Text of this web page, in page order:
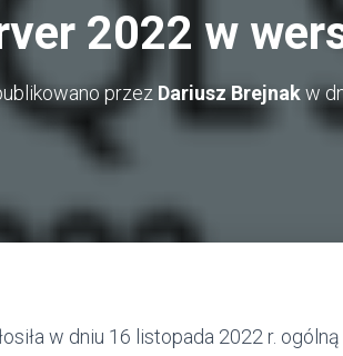
2022 w
przez Dariusz Brejnakw
w dniu 16 listopada 2022 r.